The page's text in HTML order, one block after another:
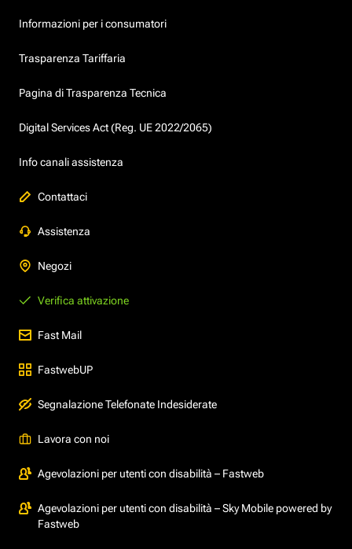
Informazioni per i consumatori
Trasparenza Tariffaria
Pagina di Trasparenza Tecnica
Digital Services Act (Reg. UE 2022/2065)
Info canali assistenza
Contattaci
Assistenza
Negozi
Verifica attivazione
Fast Mail
FastwebUP
Segnalazione Telefonate Indesiderate
Lavora con noi
Agevolazioni per utenti con disabilità – Fastweb
Agevolazioni per utenti con disabilità – Sky Mobile powered by
Fastweb